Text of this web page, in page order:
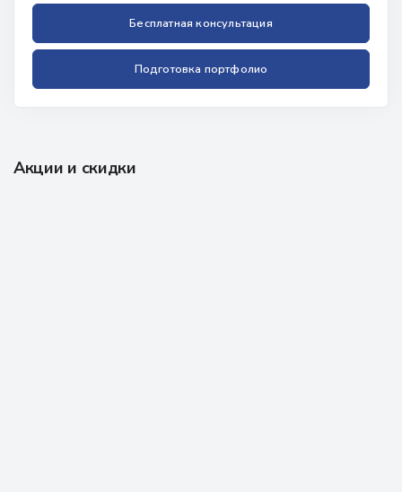
Бесплатная консультация
Подготовка портфолио
Акции и скидки